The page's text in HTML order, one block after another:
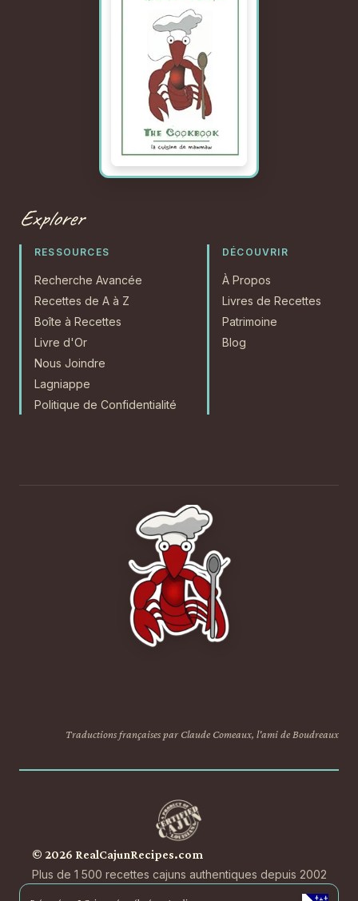
Explorer
RESSOURCES
Recherche Avancée
Recettes de A à Z
Boîte à Recettes
Livre d'Or
Nous Joindre
Lagniappe
Politique de Confidentialité
DÉCOUVRIR
À Propos
Livres de Recettes
Patrimoine
Blog
Traductions françaises par Claude Comeaux, l'ami de Boudreaux
© 2026 RealCajunRecipes.com
Plus de 1 500 recettes cajuns authentiques depuis 2002